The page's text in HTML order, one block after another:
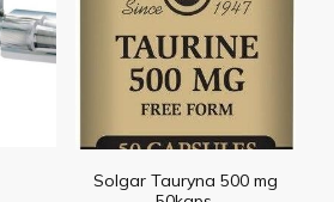
Solgar Tauryna 500 mg